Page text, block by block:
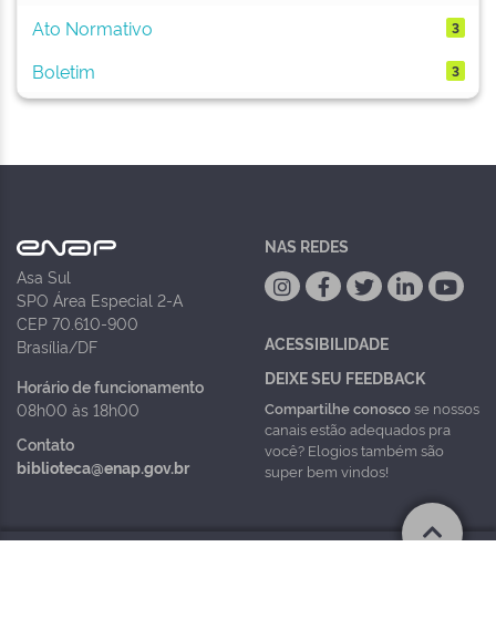
Ato Normativo
3
Boletim 3
Asa Sul
SPO Área Especial 2-A
CEP 70.610-900
Brasília/DF
Horário de funcionamento
08h00 às 18h00
Contato
biblioteca@enap.gov.br
NAS REDES
ACESSIBILIDADE
DEIXE SEU FEEDBACK
Compartilhe conoscose nossos
canais estão adequados pra
você? Elogios também são
super bem vindos!